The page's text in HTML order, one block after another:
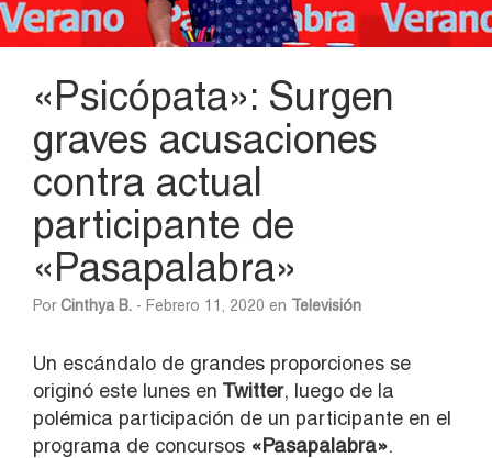
«Psicópata»: Surgen
graves acusaciones
contra actual
participante de
«Pasapalabra»
PorCinthya B. - Febrero 11, 2020 en Televisión
Un escándalo de grandes proporciones se
originó este lunes en Twitter, luego de la
polémica participación de un participante en el
programa de concursos «Pasapalabra».